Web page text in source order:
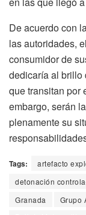
De acuerdo con
las autoridades,
consumidor de
dedicaría al brillo
que transitan por
embargo, serán
plenamente su
Tags: artefacto
detonación
Granada
Grupo